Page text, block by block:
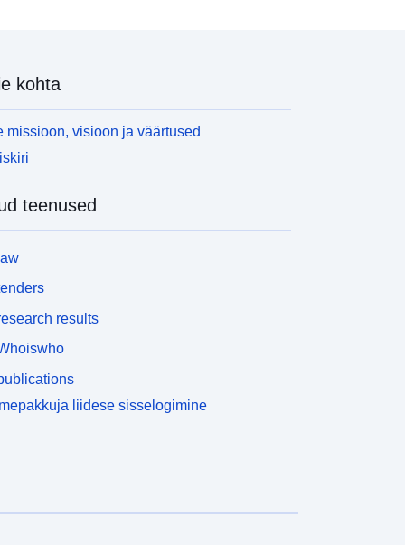
kohta
missioon, visioon ja väärtused
teenused
results
liidese sisselogimine